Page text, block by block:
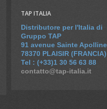
TAP ITALIA
Distributore per l'Italia di
Gruppo TAP
91 avenue Sainte Apolline
78370 PLAISIR (FRANCIA)
Tel : (+33)1 30 56 63 88
contatto@tap-italia.it